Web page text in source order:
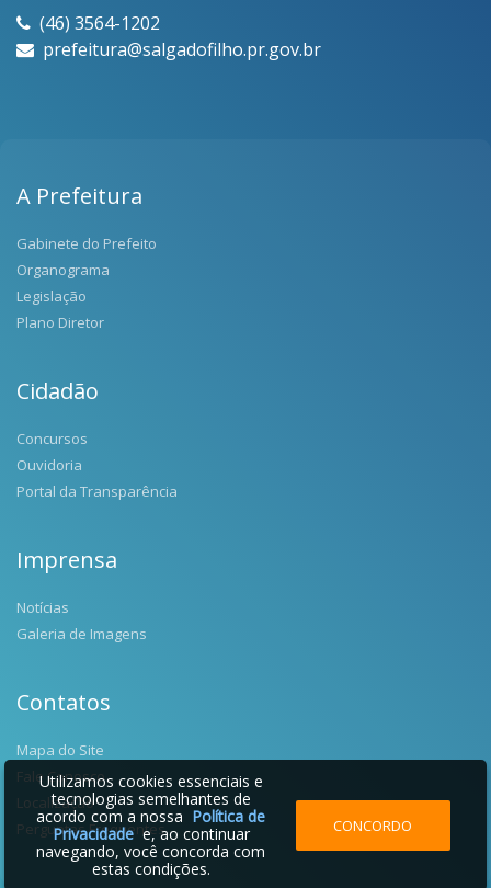
(46) 3564-1202
prefeitura@salgadofilho.pr.gov.br
A Prefeitura
Gabinete do Prefeito
Organograma
Legislação
Plano Diretor
Cidadão
Concursos
Ouvidoria
Portal da Transparência
Imprensa
Notícias
Galeria de Imagens
Contatos
Mapa do Site
Fale Conosco
Localização
Perguntas Frequentes
Utilizamos cookies essenciais e
tecnologias semelhantes de
acordo com a nossa Política de
Privacidadee, ao continuar
navegando, você concorda com
estas condições.
CONCORDO